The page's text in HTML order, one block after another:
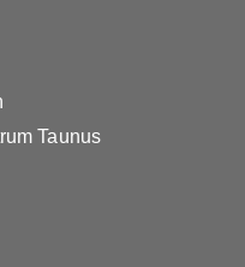
Taunus